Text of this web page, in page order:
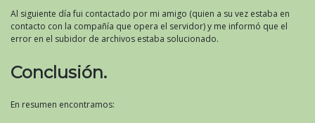
Al siguiente día fui contactado por mi amigo (quien a su vez estaba en
contacto con la compañía que opera el servidor) y me informó que el
error en el subidor de archivos estaba solucionado.
Conclusión.
En resumen encontramos: